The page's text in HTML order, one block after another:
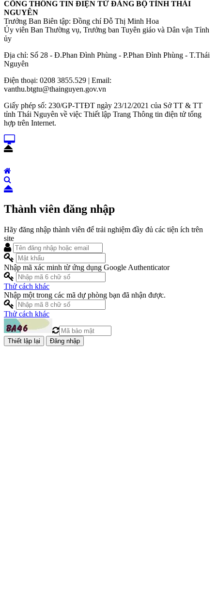
CỔNG THÔNG TIN ĐIỆN TỬ ĐẢNG BỘ TỈNH THÁI
NGUYÊN
Trưởng Ban Biên tập: Đồng chí Đỗ Thị Minh Hoa
Ủy viên Ban Thường vụ, Trưởng ban Tuyên giáo và Dân vận Tỉnh
ủy
Địa chỉ: Số 28 - Đ.Phan Đình Phùng - P.Phan Đình Phùng - T.Thái
Nguyên
Điện thoại: 0208 3855.529 | Email:
vanthu.btgtu@thainguyen.gov.vn
Giấy phép số: 230/GP-TTĐT ngày 23/12/2021 của Sở TT & TT
tỉnh Thái Nguyên về việc Thiết lập Trang Thông tin điện tử tổng
hợp trên Internet.
Thành viên đăng nhập
Hãy đăng nhập thành viên để trải nghiệm đầy đủ các tiện ích trên
site
Nhập mã xác minh từ ứng dụng Google Authenticator
Thử cách khác
Nhập một trong các mã dự phòng bạn đã nhận được.
Thử cách khác
Đăng nhập